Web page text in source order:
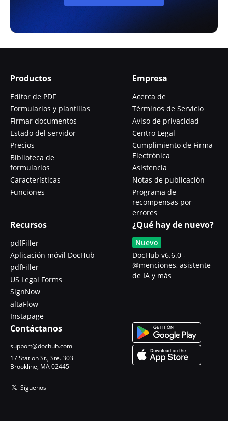
Productos
Editor de PDF
Formularios y plantillas
Firmar documentos
Estado del servidor
Precios
Biblioteca de
formularios
Características
Funciones
Empresa
Acerca de
Términos de Servicio
Aviso de privacidad
Centro Legal
Cumplimiento de Firma
Electrónica
Asistencia
Notas de publicación
Programa de
recompensas por
errores
Recursos
pdfFiller
Aplicación móvil DocHub
pdfFiller
US Legal Forms
SignNow
altaFlow
Instapage
¿Qué hay de nuevo?
Nuevo
DocHub v6.6.0 -
@menciones, asistente
de IA y más
Contáctanos
support@dochub.com
17 Station St., Ste. 303
Brookline, MA 02445
Síguenos